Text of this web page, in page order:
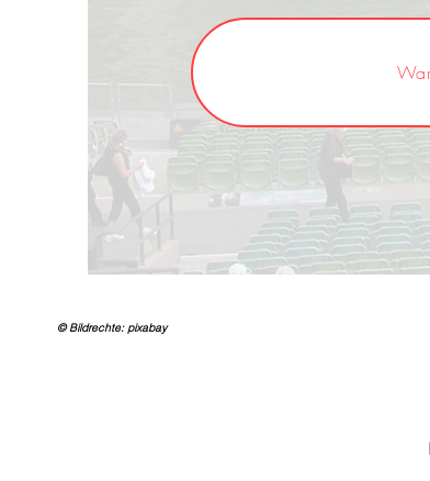
© Bildrechte: pixabay